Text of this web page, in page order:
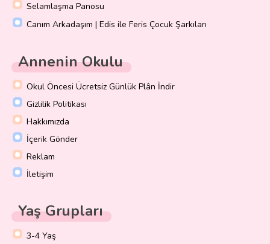
Selamlaşma Panosu
Canım Arkadaşım | Edis ile Feris Çocuk Şarkıları
Annenin Okulu
Okul Öncesi Ücretsiz Günlük Plân İndir
Gizlilik Politikası
Hakkımızda
İçerik Gönder
Reklam
İletişim
Yaş Grupları
3-4 Yaş